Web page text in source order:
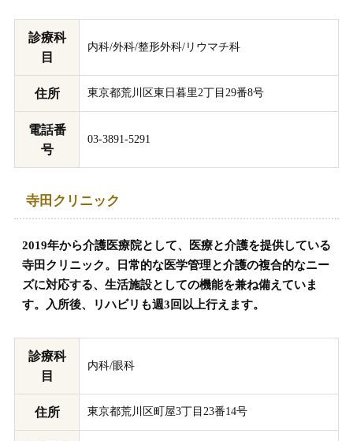
診療科
目
内科/外科/整形外科/リウマチ科
住所 東京都荒川区東日暮里2丁目29番8号
電話番
号
03-3891-5291
寺田クリニック
2019年から介護医療院として、医療と介護を提供している
寺田クリニック。日常的な医学管理と介護の複合的なニー
ズに対応する、生活施設としての機能を兼ね備えていま
す。入所後、リハビリも週3回以上行えます。
診療科
目
内科/眼科
住所 東京都荒川区町屋3丁目23番14号